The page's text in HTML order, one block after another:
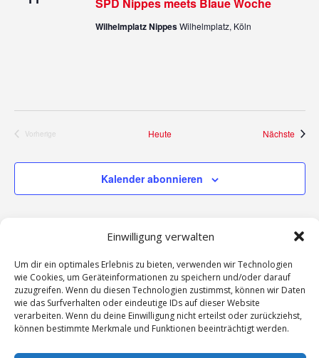
Einwilligung verwalten
Um dir ein optimales Erlebnis zu bieten, verwenden wir Technologien
wie Cookies, um Geräteinformationen zu speichern und/oder darauf
zuzugreifen. Wenn du diesen Technologien zustimmst, können wir Daten
wie das Surfverhalten oder eindeutige IDs auf dieser Website
verarbeiten. Wenn du deine Einwilligung nicht erteilst oder zurückziehst,
können bestimmte Merkmale und Funktionen beeinträchtigt werden.
Wilhelmplatz NippesWilhelmplatz, Köln
Vorherige
Heute Nächste
Kalender abonnieren